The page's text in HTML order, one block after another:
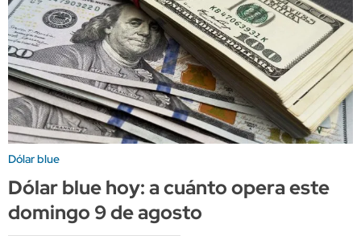
Dólar blue
Dólar blue hoy: a cuánto opera este
domingo 9 de agosto